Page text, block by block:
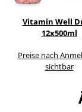
Vitamin Well
12x500ml
Preise nach
sichtbar